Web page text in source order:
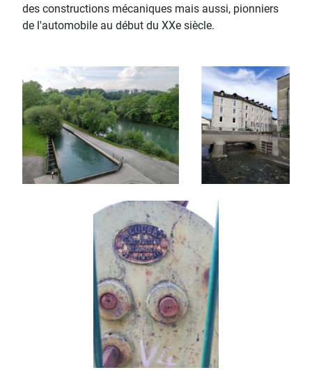
des constructions mécaniques mais aussi, pionniers
de l'automobile au début du XXe siècle.